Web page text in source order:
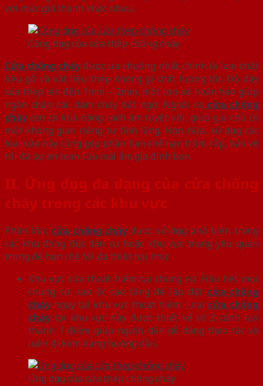
với mức giá thành khác nhau.
Công dụng của cửa thép chống cháy
Cửa chống cháyđược ưa chuộng nhất chính là loại chất
liệu gỗ và vật liệu thép không gỉ chất lượng tốt. Độ dày
của thép lên đến 1mm – 2mm, một con số hoàn hảo giúp
ngăn chặn các đám cháy bất ngờ. Ngoài ra cửa chống
cháycòn có khả năng cách âm tuyệt vời, giúp gia chủ có
một không gian riêng tư tĩnh lặng. Hơn nữa, sử dụng các
loại cửa này cũng góp phần hạn chế nạn trộm cắp, bảo vệ
tối đa sự an toàn của mái ấm gia đình bạn.
II. Ứng dụng đa dạng của cửa chống
cháy trong các khu vực
Phần lớn, cửa chống cháy được sử dụng phổ biến trong
các khu đông đúc dân cư hoặc khu vực trọng yếu quan
trọng để hạn chế tối đa thiệt hại như:
Khu vực cửa thoát hiểm tại chung cư: Hầu hết mọi
chung cư, cao ốc cao tầng để lắp đặt cửa chống
cháyngay tại khu vực thoát hiểm. Loại cửa chống
cháytại khu vực này được thiết kế có 2 cánh tạo
thành 1 điểm giúp người dân dễ dàng thao tác và
luôn đi kèm bảng hướng dẫn.
Ứng dụng của cửa thép chống cháy